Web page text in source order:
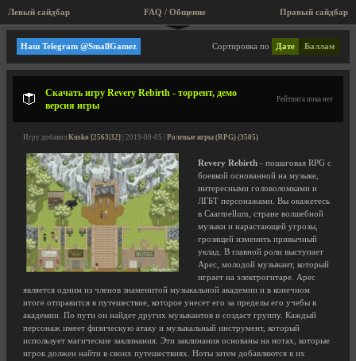
Левый сайдбар FAQ / Общение
Мини игры, аркады, старые игры!
Сортировка по Дате Баллам
Наш Telegram @SmallGamez
Скачать игру Revery Rebirth - торрент, демо
версия игры
Рейтинга пока нет
Игру добавил Kusko [2563|32] | 2019-09-05 | Ролевые игры (RPG) (3505)
Revery Rebirth - пошаговая RPG с
боевкой основанной на музыке,
интересными головоломками и
ЛГБТ персонажами. Вы окажетесь
в Caarmellum, стране волшебной
музыки и нарастающей угрозы,
грозящей изменить привычный
уклад. В главной роли выступает
Арес, молодой музыкант, который
играет на электрогитаре. Арес
является одним из членов знаменитой музыкальной академии и в конечном
итоге отправится в путешествие, которое унесет его за пределы его учебы в
академии. По пути он найдет других музыкантов и создаст группу. Каждый
персонаж имеет физическую атаку и музыкальный инструмент, который
использует магические заклинания. Эти заклинания основаны на нотах, которые
игрок должен найти в своих путешествиях. Ноты затем добавляются в их